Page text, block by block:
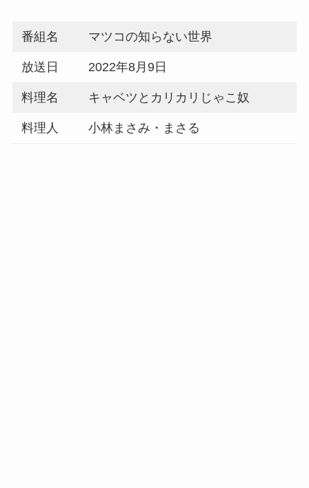
番組名 マツコの知らない世界
放送日 2022年8月9日
料理名 キャベツとカリカリじゃこ奴
料理人 小林まさみ・まさる